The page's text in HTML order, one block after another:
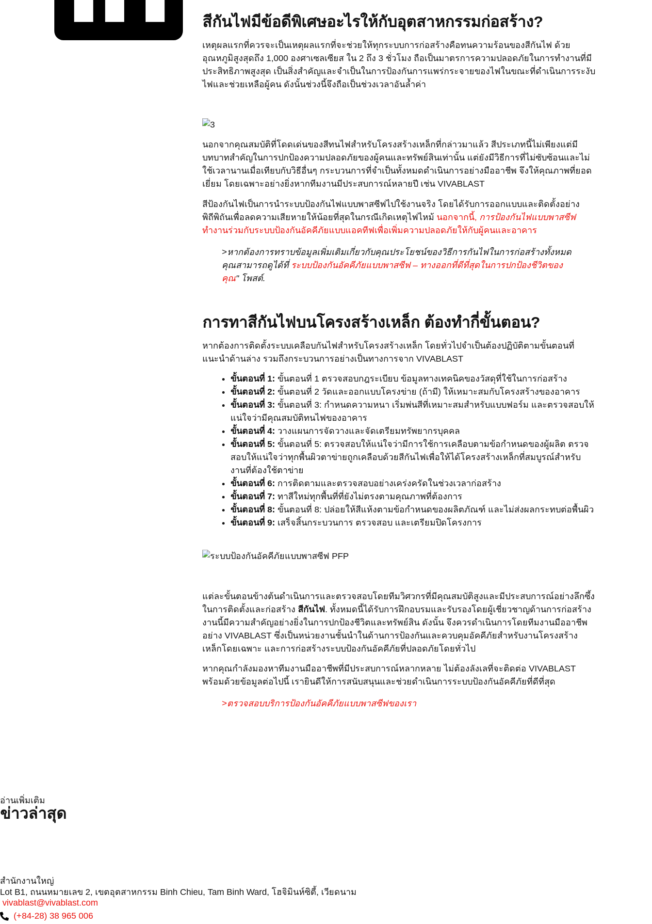
สีกันไฟมีข้อดีพิเศษอะไรให้กับอุตสาหกรรมก่อสร้าง?
เหตุผลแรกที่ควรจะเป็นเหตุผลแรกที่จะช่วยให้ทุกระบบการก่อสร้างคือทนความร้อนของสีกันไฟ ด้วย
อุณหภูมิสูงสุดถึง 1,000 องศาเซลเซียส ใน 2 ถึง 3 ชั่วโมง ถือเป็นมาตรการความปลอดภัยในการทำงานที่มี
ประสิทธิภาพสูงสุด เป็นสิ่งสำคัญและจำเป็นในการป้องกันการแพร่กระจายของไฟในขณะที่ดำเนินการระงับ
ไฟและช่วยเหลือผู้คน ดังนั้นช่วงนี้จึงถือเป็นช่วงเวลาอันล้ำค่า
นอกจากคุณสมบัติที่โดดเด่นของสีทนไฟสำหรับโครงสร้างเหล็กที่กล่าวมาแล้ว สีประเภทนี้ไม่เพียงแต่มี
บทบาทสำคัญในการปกป้องความปลอดภัยของผู้คนและทรัพย์สินเท่านั้น แต่ยังมีวิธีการที่ไม่ซับซ้อนและไม่
ใช้เวลานานเมื่อเทียบกับวิธีอื่นๆ กระบวนการที่จำเป็นทั้งหมดดำเนินการอย่างมืออาชีพ จึงให้คุณภาพที่ยอด
เยี่ยม โดยเฉพาะอย่างยิ่งหากทีมงานมีประสบการณ์หลายปี เช่น VIVABLAST
สีป้องกันไฟเป็นการนำระบบป้องกันไฟแบบพาสซีฟไปใช้งานจริง โดยได้รับการออกแบบและติดตั้งอย่าง
พิถีพิถันเพื่อลดความเสียหายให้น้อยที่สุดในกรณีเกิดเหตุไฟไหม้ นอกจากนี้, การป้องกันไฟแบบพาสซีฟ
ทำงานร่วมกับระบบป้องกันอัคคีภัยแบบแอคทีฟเพื่อเพิ่มความปลอดภัยให้กับผู้คนและอาคาร
>หากต้องการทราบข้อมูลเพิ่มเติมเกี่ยวกับคุณประโยชน์ของวิธีการกันไฟในการก่อสร้างทั้งหมด
คุณสามารถดูได้ที่ ระบบป้องกันอัคคีภัยแบบพาสซีฟ – ทางออกที่ดีที่สุดในการปกป้องชีวิตของ
คุณ" โพสต์.
การทาสีกันไฟบนโครงสร้างเหล็ก ต้องทำกี่ขั้นตอน?
หากต้องการติดตั้งระบบเคลือบกันไฟสำหรับโครงสร้างเหล็ก โดยทั่วไปจำเป็นต้องปฏิบัติตามขั้นตอนที่
แนะนำด้านล่าง รวมถึงกระบวนการอย่างเป็นทางการจาก VIVABLAST
ขั้นตอนที่ 1: ขั้นตอนที่ 1 ตรวจสอบกฎระเบียบ ข้อมูลทางเทคนิคของวัสดุที่ใช้ในการก่อสร้าง
ขั้นตอนที่ 2: ขั้นตอนที่ 2 วัดและออกแบบโครงข่าย (ถ้ามี) ให้เหมาะสมกับโครงสร้างของอาคาร
ขั้นตอนที่ 3: ขั้นตอนที่ 3: กำหนดความหนา เริ่มพ่นสีที่เหมาะสมสำหรับแบบฟอร์ม และตรวจสอบให้
แน่ใจว่ามีคุณสมบัติทนไฟของอาคาร
ขั้นตอนที่ 4: วางแผนการจัดวางและจัดเตรียมทรัพยากรบุคคล
ขั้นตอนที่ 5: ขั้นตอนที่ 5: ตรวจสอบให้แน่ใจว่ามีการใช้การเคลือบตามข้อกำหนดของผู้ผลิต ตรวจ
สอบให้แน่ใจว่าทุกพื้นผิวตาข่ายถูกเคลือบด้วยสีกันไฟเพื่อให้ได้โครงสร้างเหล็กที่สมบูรณ์สำหรับ
งานที่ต้องใช้ตาข่าย
ขั้นตอนที่ 6: การติดตามและตรวจสอบอย่างเคร่งครัดในช่วงเวลาก่อสร้าง
ขั้นตอนที่ 7: ทาสีใหม่ทุกพื้นที่ที่ยังไม่ตรงตามคุณภาพที่ต้องการ
ขั้นตอนที่ 8: ขั้นตอนที่ 8: ปล่อยให้สีแห้งตามข้อกำหนดของผลิตภัณฑ์ และไม่ส่งผลกระทบต่อพื้นผิว
ขั้นตอนที่ 9: เสร็จสิ้นกระบวนการ ตรวจสอบ และเตรียมปิดโครงการ
แต่ละขั้นตอนข้างต้นดำเนินการและตรวจสอบโดยทีมวิศวกรที่มีคุณสมบัติสูงและมีประสบการณ์อย่างลึกซึ้ง
ในการติดตั้งและก่อสร้าง สีกันไฟ. ทั้งหมดนี้ได้รับการฝึกอบรมและรับรองโดยผู้เชี่ยวชาญด้านการก่อสร้าง
งานนี้มีความสำคัญอย่างยิ่งในการปกป้องชีวิตและทรัพย์สิน ดังนั้น จึงควรดำเนินการโดยทีมงานมืออาชีพ
อย่าง VIVABLAST ซึ่งเป็นหน่วยงานชั้นนำในด้านการป้องกันและควบคุมอัคคีภัยสำหรับงานโครงสร้าง
เหล็กโดยเฉพาะ และการก่อสร้างระบบป้องกันอัคคีภัยที่ปลอดภัยโดยทั่วไป
หากคุณกำลังมองหาทีมงานมืออาชีพที่มีประสบการณ์หลากหลาย ไม่ต้องลังเลที่จะติดต่อ VIVABLAST
พร้อมด้วยข้อมูลต่อไปนี้ เรายินดีให้การสนับสนุนและช่วยดำเนินการระบบป้องกันอัคคีภัยที่ดีที่สุด
>ตรวจสอบบริการป้องกันอัคคีภัยแบบพาสซีฟของเรา
อ่านเพิ่มเติม
ข่าวล่าสุด
สำนักงานใหญ่
Lot B1, ถนนหมายเลข 2, เขตอุตสาหกรรม Binh Chieu, Tam Binh Ward, โฮจิมินห์ซิตี้, เวียดนาม
vivablast@vivablast.com
(+84-28) 38 965 006